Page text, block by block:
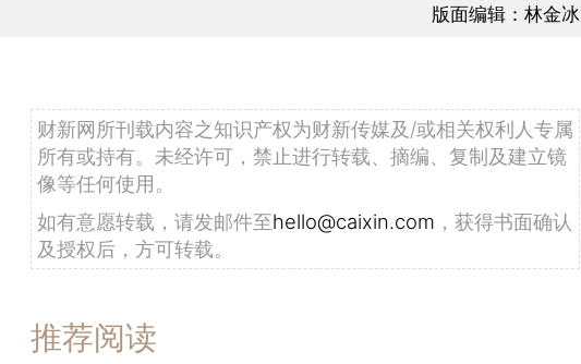
版面编辑：林金冰
财新网所刊载内容之知识产权为财新传媒及/或相关权利人专属
所有或持有。未经许可，禁止进行转载、摘编、复制及建立镜
像等任何使用。
如有意愿转载，请发邮件至hello@caixin.com ，获得书面确认
及授权后，方可转载。
推荐阅读